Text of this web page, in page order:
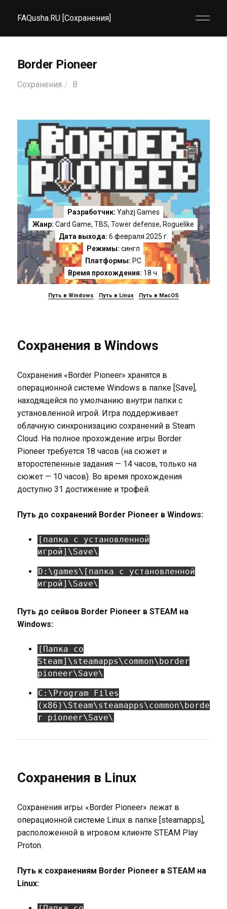
FAQusha.RU [Сохранения]
Border Pioneer
Сохранения B
Разработчик: Yahzj Games
Жанр: Card Game,TBS,Tower defense, Roguelike
Дата выхода: 6 февраля 2025 г.
Режимы: сингл
Платформы: PC
Время прохождения: 18 ч.
Путь в Windows Путь в Linux Путь в MacOS
Сохранения в Windows
Сохранения «Border Pioneer» хранятся в
операционной системе Windows в папке [Save],
находящейся по умолчанию внутри папки с
установленной игрой. Игра поддерживает
облачную синхронизацию сохранений в Steam
Cloud. На полное прохождение игры Border
Pioneer требуется 18 часов (на сюжет и
второстепенные задания — 14 часов, только на
сюжет — 10 часов). Во время прохождения
доступно 31 достижение и трофей.
Путь до сохранений Border Pioneer в Windows:
[папка с установленной
игрой]\Save\
D:\games\[папка с установленной
игрой]\Save\
Путь до сейвов Border Pioneer в STEAM на
Windows:
[Папка со
Steam]\steamapps\common\border
pioneer\Save\
C:\Program Files
(x86)\Steam\steamapps\common\borde
r pioneer\Save\
Сохранения в Linux
Сохранения игры «Border Pioneer» лежат в
операционной системе Linux в папке [steamapps],
расположенной в игровом клиенте STEAM Play
Proton.
Путь к сохранениям Border Pioneer в STEAM на
Linux: